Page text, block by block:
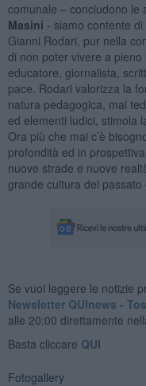
comunale – concludono le
Masini - siamo contente
Gianni Rodari, pur nella
di non poter vivere a pieno
educatore, giornalista,
pace. Rodari valorizza la
natura pedagogica, mai
ed elementi ludici, stimola
Ora più che mai c’è
profondità ed in
nuove strade e nuove
grande cultura del passato
Se vuoi leggere le notizie
Newsletter QUInews -
alle 20:00 direttamente
Basta cliccare QUI
Fotogallery